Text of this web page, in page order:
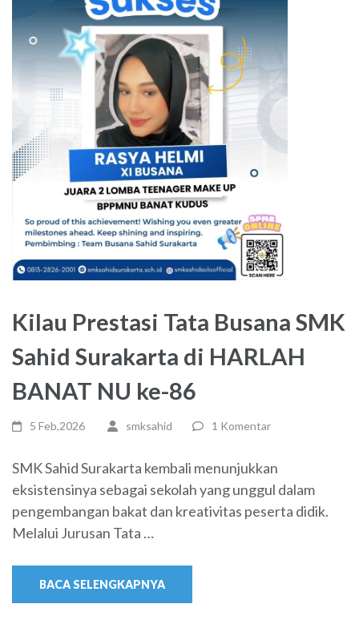
Kilau Prestasi Tata Busana SMK
Sahid Surakarta di HARLAH
BANAT NU ke-86
5 Feb,2026 smksahid 1 Komentar
SMK Sahid Surakarta kembali menunjukkan
eksistensinya sebagai sekolah yang unggul dalam
pengembangan bakat dan kreativitas peserta didik.
Melalui Jurusan Tata …
BACA SELENGKAPNYA